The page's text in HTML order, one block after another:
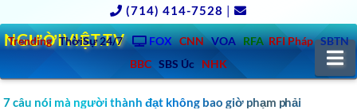
(714) 414-7528 |
Trending ThờiSự 24/7 FOX CNN VOA RFA RFI Pháp SBTN
BBC SBS Úc NHK
NGƯỜIVIỆT.TV
7 câu nói mà người thành đạt không bao giờ phạm phải